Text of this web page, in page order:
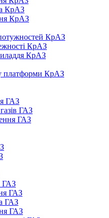
КрАЗ
КрАЗ
КрАЗ
КрАЗ
КрАЗ
платформи КрАЗ
ГАЗ
ГАЗ
ГАЗ
ГАЗ
ГАЗ
ГАЗ
ГАЗ